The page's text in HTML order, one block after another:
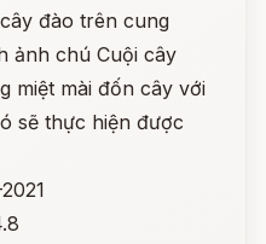
đào trên cung
ảnh chú Cuội cây
miệt mài đốn cây với
sẽ thực hiện được